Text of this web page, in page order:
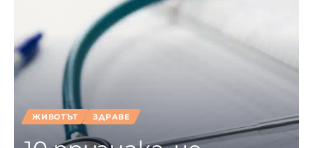
ЖИВОТЪТ ЗДРАВЕ